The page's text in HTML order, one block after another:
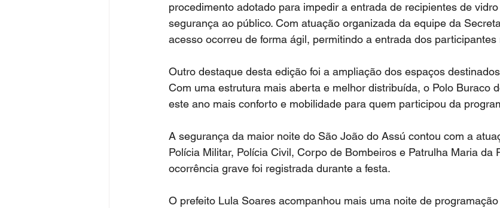
procedimento adotado para impedir a entrada de recipientes de
segurança ao público. Com atuação organizada da equipe da
acesso ocorreu de forma ágil, permitindo a entrada dos participantes
Outro destaque desta edição foi a ampliação dos espaços
Com uma estrutura mais aberta e melhor distribuída, o Polo Buraco
este ano mais conforto e mobilidade para quem participou da
A segurança da maior noite do São João do Assú contou com a
Polícia Militar, Polícia Civil, Corpo de Bombeiros e Patrulha Maria da
ocorrência grave foi registrada durante a festa.
O prefeito Lula Soares acompanhou mais uma noite de